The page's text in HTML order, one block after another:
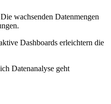
Die wachsenden Datenmengen
Dashboards erleichtern die